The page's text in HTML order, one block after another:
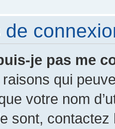
je pas me
qui
votre nom
sont,